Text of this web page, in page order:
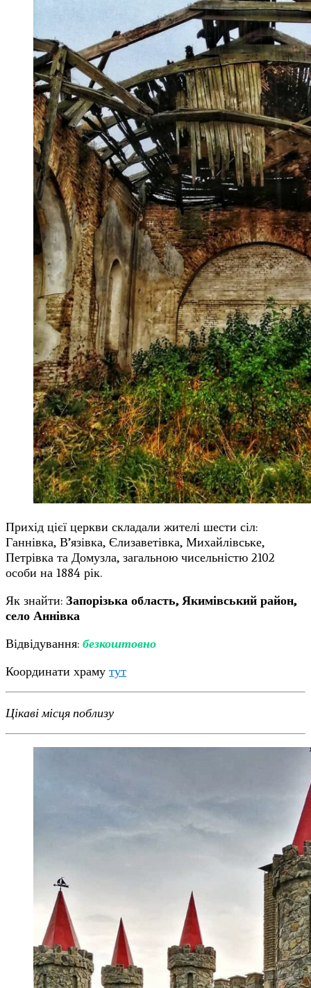
Прихід цієї церкви складали жителі шести сіл:
Ганнівка, В’язівка, Єлизаветівка, Михайлівське,
Петрівка та Домузла, загальною чисельністю 2102
особи на 1884 рік.
Як знайти: Запорізька область, Якимівський район,
село Аннівка
Відвідування: безкоштовно
Координати храму тут
Цікаві місця поблизу